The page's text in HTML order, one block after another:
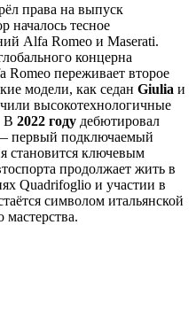
права на выпуск
началось тесное
Alfa Romeo и Maserati.
концерна
переживает второе
модели, как седан Giulia и
высокотехнологичные
В 2022 году дебютировал
первый подключаемый
становится ключевым
продолжает жить в
Quadrifoglio и участии в
символом итальянской
мастерства.